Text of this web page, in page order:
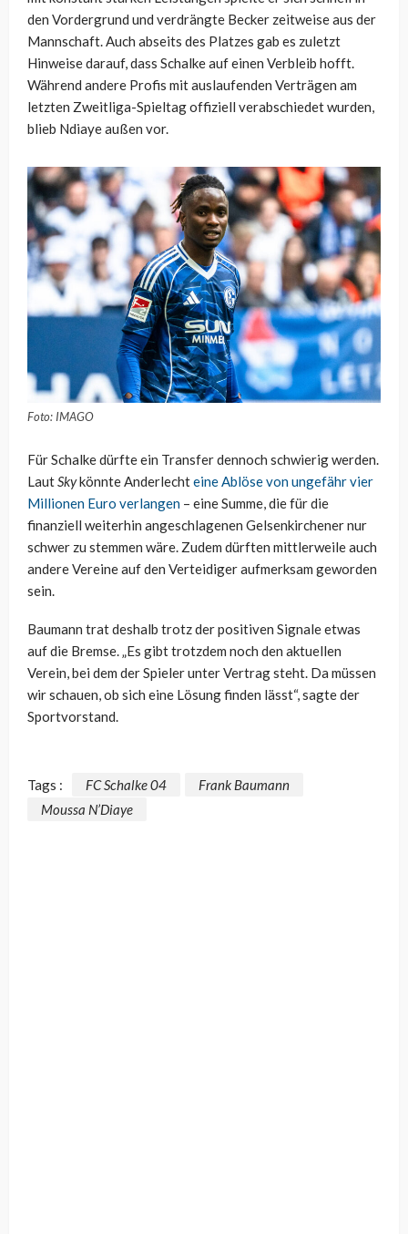
den Vordergrund und verdrängte Becker zeitweise aus der
Mannschaft. Auch abseits des Platzes gab es zuletzt
Hinweise darauf, dass Schalke auf einen Verbleib hofft.
Während andere Profis mit auslaufenden Verträgen am
letzten Zweitliga-Spieltag offiziell verabschiedet wurden,
blieb Ndiaye außen vor.
Foto: IMAGO
Für Schalke dürfte ein Transfer dennoch schwierig werden.
LautSkykönnte Anderlechteine Ablöse von ungefähr vier
Millionen Euro verlangen – eine Summe, die für die
finanziell weiterhin angeschlagenen Gelsenkirchener nur
schwer zu stemmen wäre. Zudem dürften mittlerweile auch
andere Vereine auf den Verteidiger aufmerksam geworden
sein.
Baumann trat deshalb trotz der positiven Signale etwas
auf die Bremse. „Es gibt trotzdem noch den aktuellen
Verein, bei dem der Spieler unter Vertrag steht. Da müssen
wir schauen, ob sich eine Lösung finden lässt“, sagte der
Sportvorstand.
Tags : FC Schalke 04
Frank Baumann
Moussa N’Diaye